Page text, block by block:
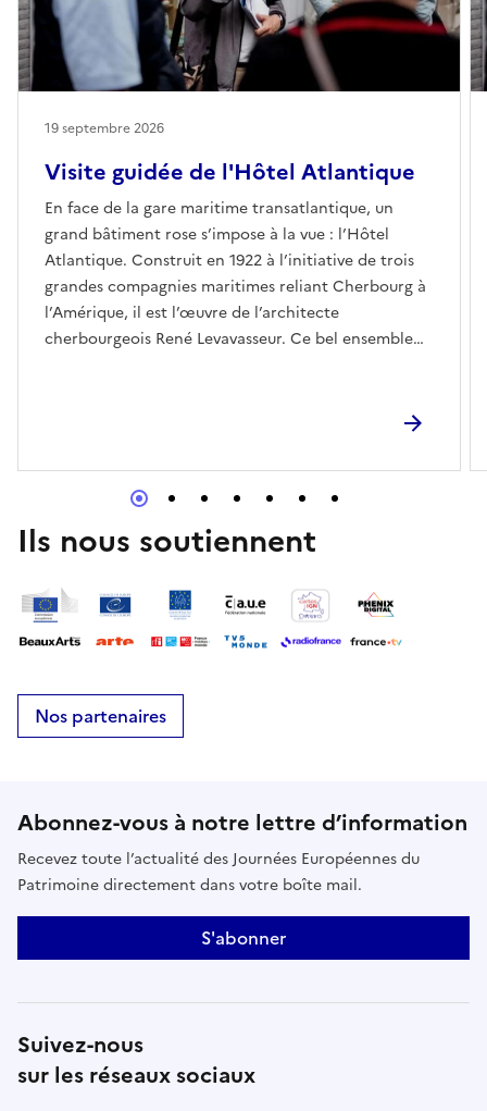
Visite guidée de l'Hôtel Atlantique
En face de la gare maritime transatlantique, un
grand bâtiment rose s’impose à la vue : l’Hôtel
Atlantique. Construit en 1922 à l’initiative de trois
grandes compagnies maritimes reliant Cherbourg à
l’Amérique, il est l’œuvre de l’architecte
cherbourgeois René Levavasseur. Ce bel ensemble
leurs formalités administratives et se soumettre aux
Nouveau Monde. La visite offre une plongée dans
cette époque où Cherbourg était un grand port
pavillon abritant le réfectoire de 800 couverts,
19 septembre 2026
Ils nous soutiennent
Nos partenaires
Abonnez-vous à notre lettre d’information
Recevez toute l’actualité des Journées Européennes du
Patrimoine directement dans votre boîte mail.
S'abonner
Suivez-nous
sur les réseaux sociaux